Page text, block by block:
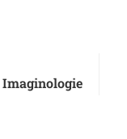
Imaginologie